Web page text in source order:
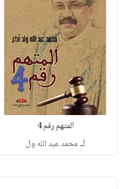
المتهم رقم 4
لـ محمد عبد الله ول